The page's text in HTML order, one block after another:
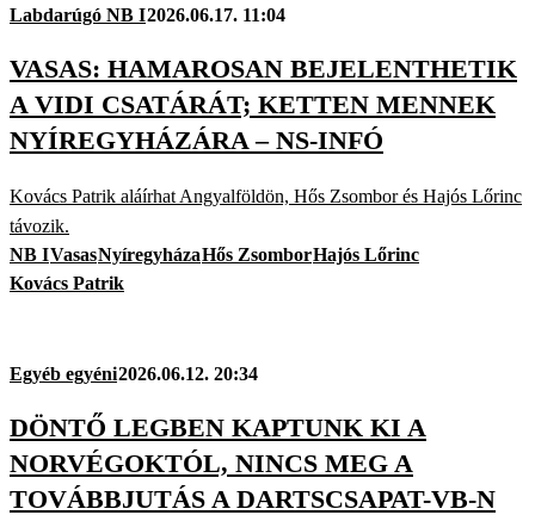
Labdarúgó NB I2026.06.17. 11:04
VASAS: HAMAROSAN BEJELENTHETIK
A VIDI CSATÁRÁT; KETTEN MENNEK
NYÍREGYHÁZÁRA – NS-INFÓ
Kovács Patrik aláírhat Angyalföldön, Hős Zsombor és Hajós Lőrinc
távozik.
NB IVasasNyíregyházaHős ZsomborHajós Lőrinc
Kovács Patrik
Egyéb egyéni2026.06.12. 20:34
DÖNTŐ LEGBEN KAPTUNK KI A
NORVÉGOKTÓL, NINCS MEG A
TOVÁBBJUTÁS A DARTSCSAPAT-VB-N